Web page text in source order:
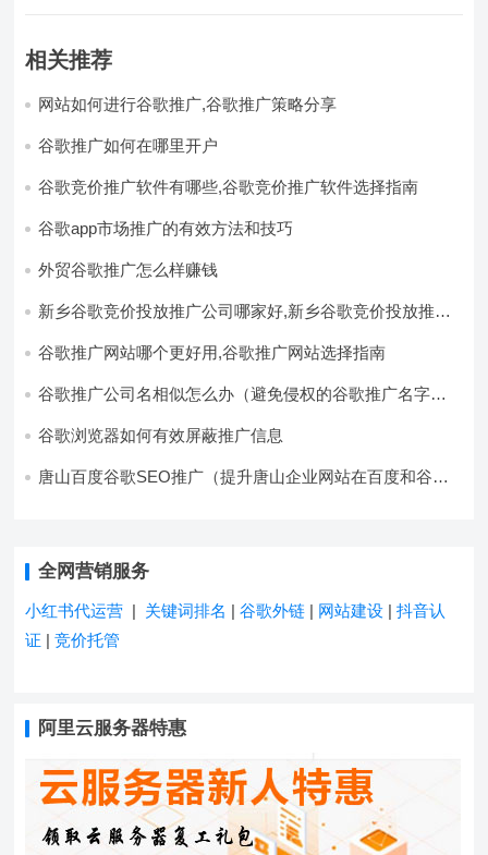
相关推荐
网站如何进行谷歌推广,谷歌推广策略分享
谷歌推广如何在哪里开户
谷歌竞价推广软件有哪些,谷歌竞价推广软件选择指南
谷歌app市场推广的有效方法和技巧
外贸谷歌推广怎么样赚钱
新乡谷歌竞价投放推广公司哪家好,新乡谷歌竞价投放推广
谷歌推广网站哪个更好用,谷歌推广网站选择指南
谷歌推广公司名相似怎么办（避免侵权的谷歌推广名字选
谷歌浏览器如何有效屏蔽推广信息
唐山百度谷歌SEO推广（提升唐山企业网站在百度和谷歌
全网营销服务
小红书代运营 | 关键词排名 |谷歌外链 | 网站建设 |抖音认
证 |竞价托管
阿里云服务器特惠